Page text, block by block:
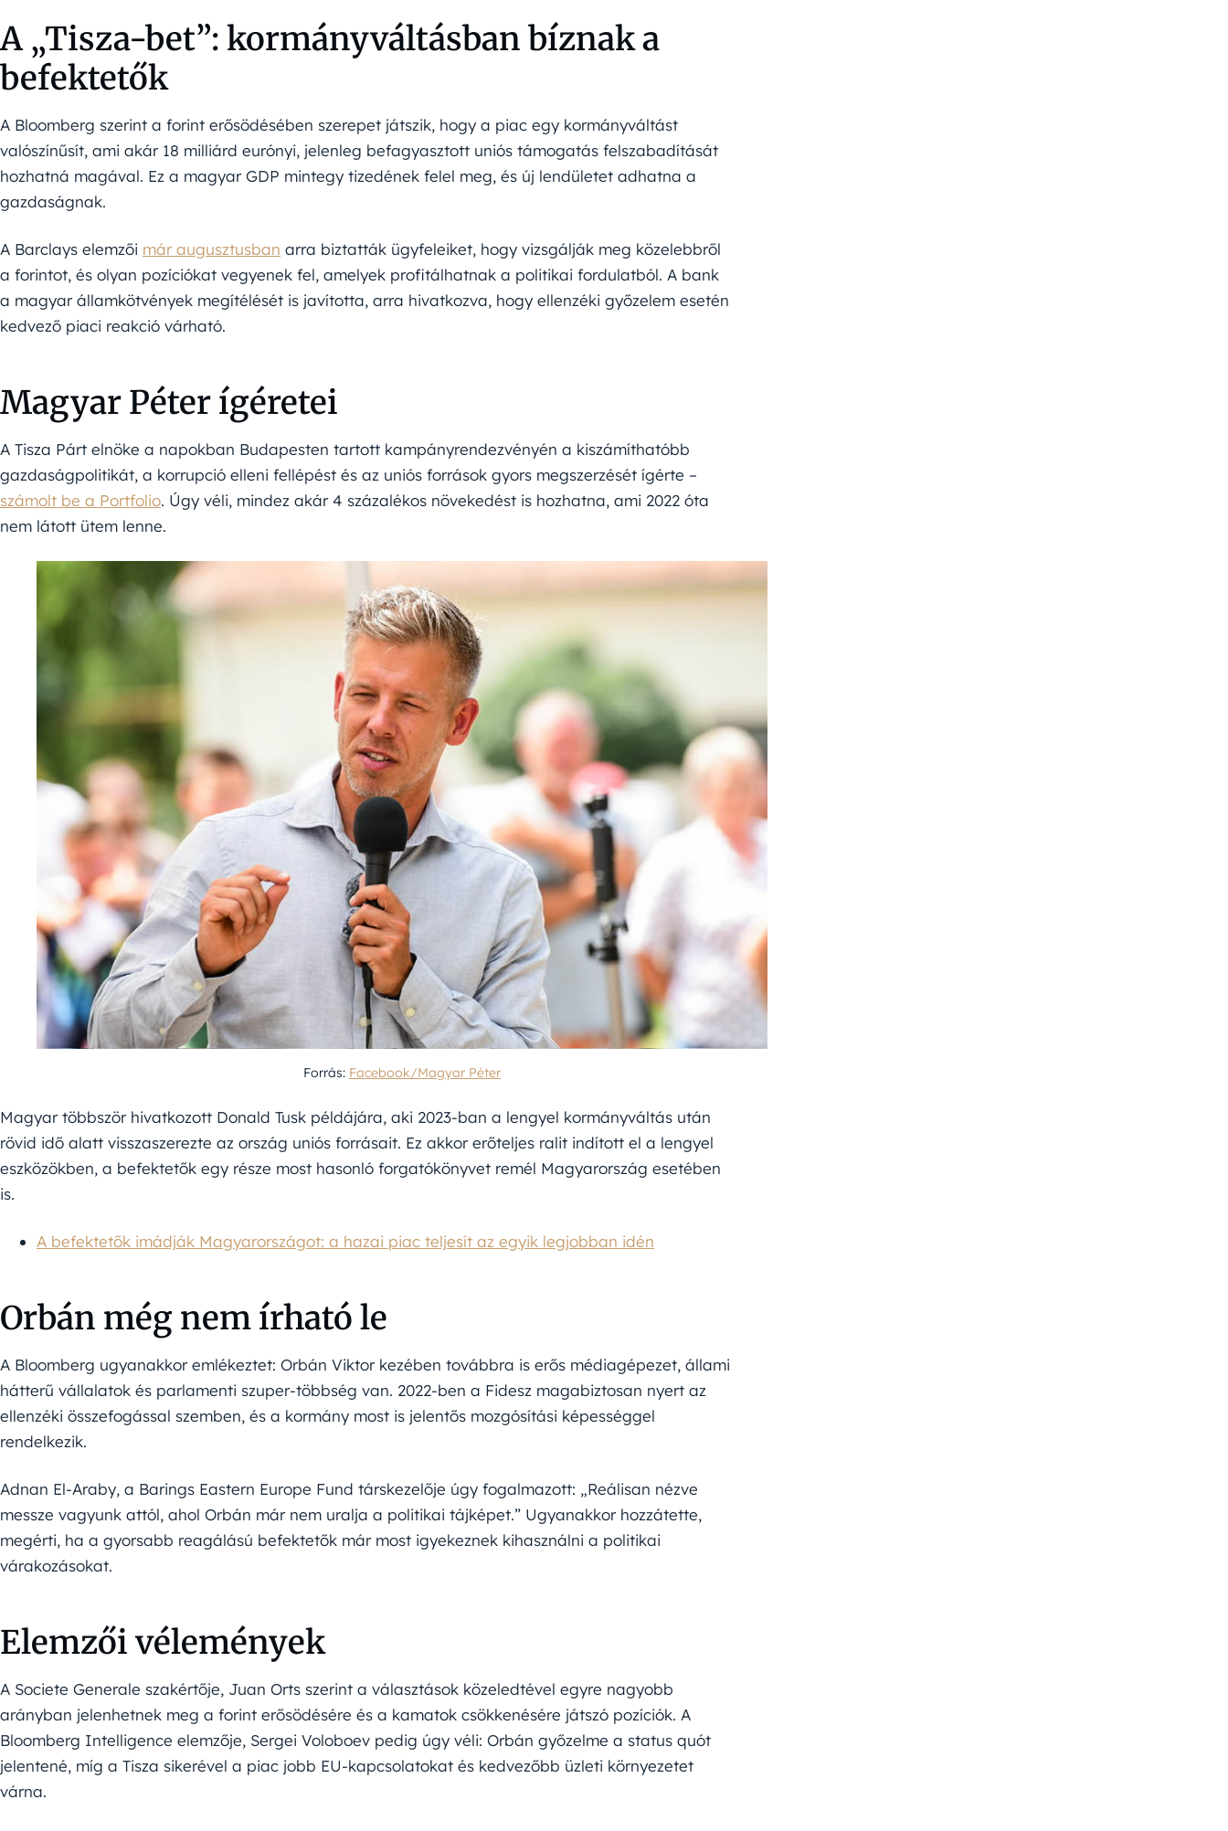
A „Tisza-bet”: kormányváltásban bíznak a
befektetők
A Bloomberg szerint a forint erősödésében szerepet játszik, hogy a piac egy kormányváltást
valószínűsít, ami akár 18 milliárd eurónyi, jelenleg befagyasztott uniós támogatás felszabadítását
hozhatná magával. Ez a magyar GDP mintegy tizedének felel meg, és új lendületet adhatna a
gazdaságnak.
A Barclays elemzői már augusztusban arra biztatták ügyfeleiket, hogy vizsgálják meg közelebbről
a forintot, és olyan pozíciókat vegyenek fel, amelyek profitálhatnak a politikai fordulatból. A bank
a magyar államkötvények megítélését is javította, arra hivatkozva, hogy ellenzéki győzelem esetén
kedvező piaci reakció várható.
Magyar Péter ígéretei
A Tisza Párt elnöke a napokban Budapesten tartott kampányrendezvényén a kiszámíthatóbb
gazdaságpolitikát, a korrupció elleni fellépést és az uniós források gyors megszerzését ígérte –
számolt be a Portfolio. Úgy véli, mindez akár 4 százalékos növekedést is hozhatna, ami 2022 óta
nem látott ütem lenne.
Forrás: Facebook/Magyar Péter
Magyar többször hivatkozott Donald Tusk példájára, aki 2023-ban a lengyel kormányváltás után
rövid idő alatt visszaszerezte az ország uniós forrásait. Ez akkor erőteljes ralit indított el a lengyel
eszközökben, a befektetők egy része most hasonló forgatókönyvet remél Magyarország esetében
is.
A befektetők imádják Magyarországot: a hazai piac teljesít az egyik legjobban idén
Orbán még nem írható le
A Bloomberg ugyanakkor emlékeztet: Orbán Viktor kezében továbbra is erős médiagépezet, állami
hátterű vállalatok és parlamenti szuper-többség van. 2022-ben a Fidesz magabiztosan nyert az
ellenzéki összefogással szemben, és a kormány most is jelentős mozgósítási képességgel
rendelkezik.
Adnan El-Araby, a Barings Eastern Europe Fund társkezelője úgy fogalmazott: „Reálisan nézve
messze vagyunk attól, ahol Orbán már nem uralja a politikai tájképet.” Ugyanakkor hozzátette,
megérti, ha a gyorsabb reagálású befektetők már most igyekeznek kihasználni a politikai
várakozásokat.
Elemzői vélemények
A Societe Generale szakértője, Juan Orts szerint a választások közeledtével egyre nagyobb
arányban jelenhetnek meg a forint erősödésére és a kamatok csökkenésére játszó pozíciók. A
Bloomberg Intelligence elemzője, Sergei Voloboev pedig úgy véli: Orbán győzelme a status quót
jelentené, míg a Tisza sikerével a piac jobb EU-kapcsolatokat és kedvezőbb üzleti környezetet
várna.